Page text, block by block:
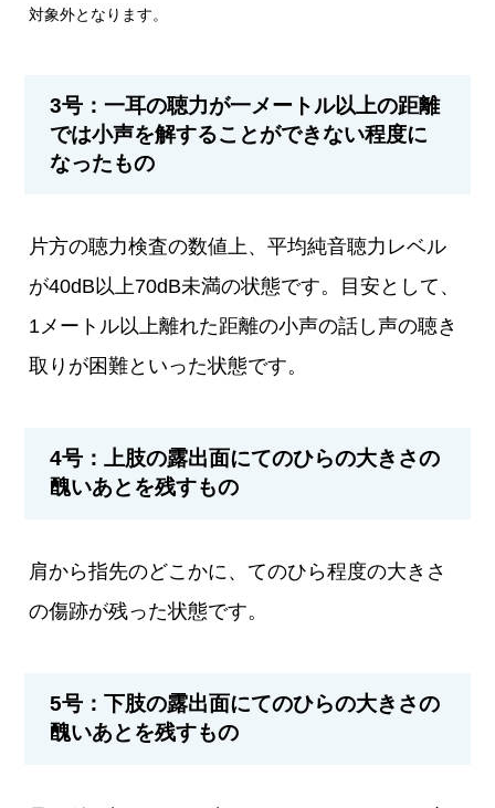
対象外となります。
3号：一耳の聴力が一メートル以上の距離
では小声を解することができない程度に
なったもの
片方の聴力検査の数値上、平均純音聴力レベル
が40dB以上70dB未満の状態です。目安として、
1メートル以上離れた距離の小声の話し声の聴き
取りが困難といった状態です。
4号：上肢の露出面にてのひらの大きさの
醜いあとを残すもの
肩から指先のどこかに、てのひら程度の大きさ
の傷跡が残った状態です。
5号：下肢の露出面にてのひらの大きさの
醜いあとを残すもの